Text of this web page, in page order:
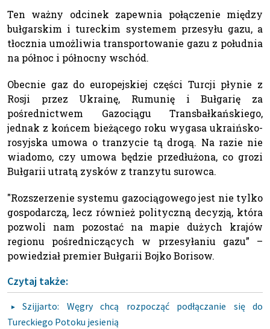
Ten ważny odcinek zapewnia połączenie między
bułgarskim i tureckim systemem przesyłu gazu, a
tłocznia umożliwia transportowanie gazu z południa
na północ i północny wschód.
Obecnie gaz do europejskiej części Turcji płynie z
Rosji przez Ukrainę, Rumunię i Bułgarię za
pośrednictwem Gazociągu Transbałkańskiego,
jednak z końcem bieżącego roku wygasa ukraińsko-
rosyjska umowa o tranzycie tą drogą. Na razie nie
wiadomo, czy umowa będzie przedłużona, co grozi
Bułgarii utratą zysków z tranzytu surowca.
"Rozszerzenie systemu gazociągowego jest nie tylko
gospodarczą, lecz również polityczną decyzją, która
pozwoli nam pozostać na mapie dużych krajów
regionu pośredniczących w przesyłaniu gazu” –
powiedział premier Bułgarii Bojko Borisow.
Czytaj także:
Szijjarto: Węgry chcą rozpocząć podłączanie się do
Tureckiego Potoku jesienią